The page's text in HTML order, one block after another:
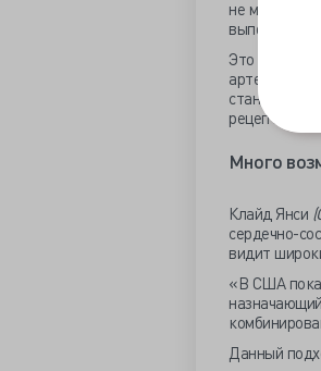
не меньшей
Это
рецепторов
Много
Клайд Янси
сердечно-
видит
«В США пока
Данный